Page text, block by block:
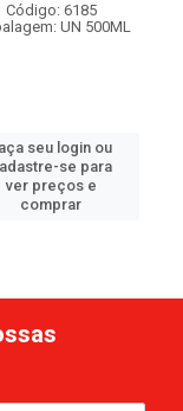
Código: 6185
UN 500ML
seu login ou
se para
ver preços e
comprar